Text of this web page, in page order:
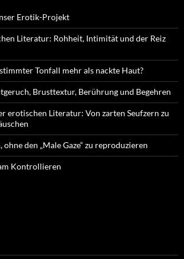
Erotik-Projekt
Literatur: Rohheit, Intimität und der Reiz
Tonfall mehr als nackte Haut?
Brusttextur, Berührung und Begehren
erotischen Literatur: Von zarten Seufzern zu
ohne den „Male Gaze“ zu reproduzieren
Kontrollieren